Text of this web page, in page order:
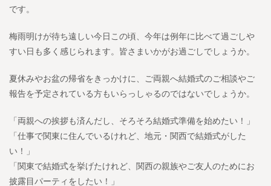
です。
梅雨明けが待ち遠しい今日この頃、今年は例年に比べて過ごしや
すい日も多く感じられます。皆さまいかがお過ごしでしょうか。
夏休みやお盆の帰省をきっかけに、ご両親へ結婚式のご相談やご
報告を予定されている方もいらっしゃるのではないでしょうか。
「両親への挨拶も済んだし、そろそろ結婚式準備を始めたい！」
「仕事で関東に住んでいるけれど、地元・関西で結婚式がした
い！」
「関東で結婚式を挙げたけれど、関西の親族やご友人のためにお
披露目パーティをしたい！」